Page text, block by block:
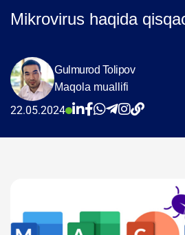
Mikrovirus haqida
Gulmurod Tolipov
Maqola muallifi
22.05.2024